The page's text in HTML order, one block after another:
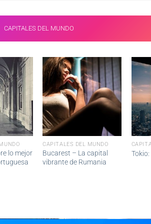
CAPITALES DEL MUNDO
lo mejor
CAPITALES DEL MUNDO
Bucarest – La capital
vibrante de Rumania